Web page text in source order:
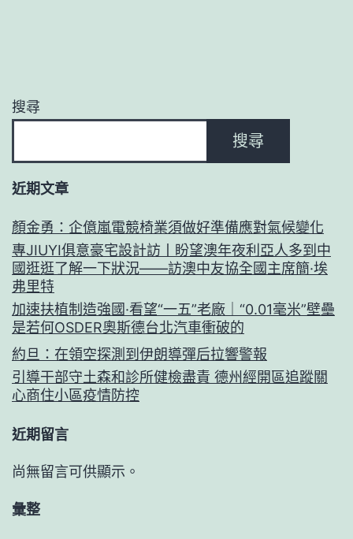
搜尋
搜尋
近期文章
顏金勇：企億嵐電競椅業須做好準備應對氣候變化
專JIUYI俱意豪宅設計訪丨盼望澳年夜利亞人多到中
國逛逛了解一下狀況——訪澳中友協全國主席簡·埃
弗里特
加速扶植制造強國·看望“一五”老廠｜“0.01毫米”壁壘
是若何OSDER奧斯德台北汽車衝破的
約旦：在領空探測到伊朗導彈后拉響警報
引導干部守土森和診所健檢盡責 德州經開區追蹤關
心商住小區疫情防控
近期留言
尚無留言可供顯示。
彙整